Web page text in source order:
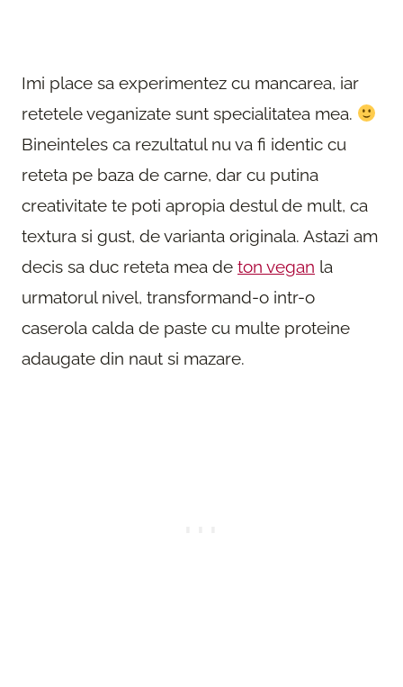
Imi place sa experimentez cu mancarea, iar
retetele veganizate sunt specialitatea mea.
Bineinteles ca rezultatul nu va fi identic cu
reteta pe baza de carne, dar cu putina
creativitate te poti apropia destul de mult, ca
textura si gust, de varianta originala. Astazi am
decis sa duc reteta mea de ton vegan la
urmatorul nivel, transformand-o intr-o
caserola calda de paste cu multe proteine
adaugate din naut si mazare.